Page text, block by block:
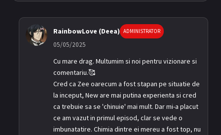
RainbowLove (Deea) ADMINISTRATOR
05/05/2025
Cu mare drag. Multumim si noi pentru vizionare si
comentariu.🥰
Cred ca Zee oarecum a fost stapan pe situatie de
la inceput, New are mai putina experienta si cred
ca trebuie sa se 'chinuie' mai mult. Dar mi-a placut
ce am vazut in primul episod, clar se vede o
imbunatatire. Chimia dintre ei mereu a fost top, nu